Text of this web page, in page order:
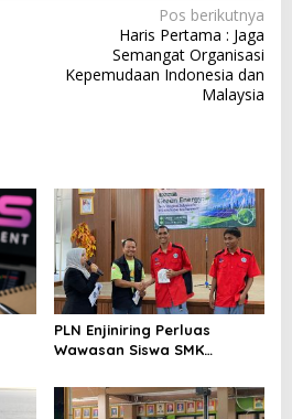
Pos berikutnya
Haris Pertama : Jaga
Semangat Organisasi
Kepemudaan Indonesia dan
Malaysia
PLN Enjiniring Perluas
Wawasan Siswa SMK
Perubahan Iklim